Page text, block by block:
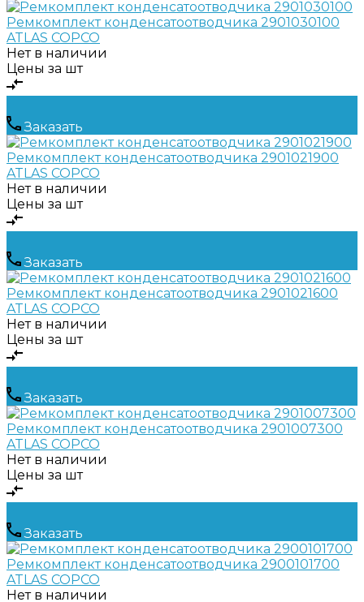
Ремкомплект конденсатоотводчика 2901030100
ATLAS COPCO
Нет в наличии
Цены за шт
Заказать
Ремкомплект конденсатоотводчика 2901021900
ATLAS COPCO
Нет в наличии
Цены за шт
Заказать
Ремкомплект конденсатоотводчика 2901021600
ATLAS COPCO
Нет в наличии
Цены за шт
Заказать
Ремкомплект конденсатоотводчика 2901007300
ATLAS COPCO
Нет в наличии
Цены за шт
Заказать
Ремкомплект конденсатоотводчика 2900101700
ATLAS COPCO
Нет в наличии